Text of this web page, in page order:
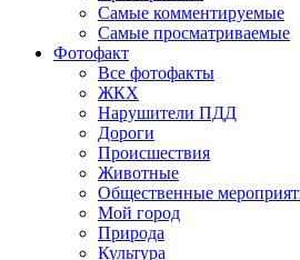
Самые комментируемые
Самые просматриваемые
Фотофакт
Все фотофакты
ЖКХ
Нарушители ПДД
Дороги
Происшествия
Животные
Общественные
Мой город
Природа
Культура